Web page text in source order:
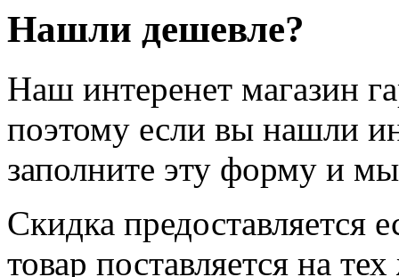
Нашли дешевле?
Наш интеренет магазин
поэтому если вы нашли
заполните эту форму и
Скидка предоставляется
товар поставляется на